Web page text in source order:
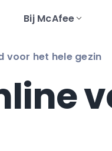
Bij McAfee
voor het hele gezin